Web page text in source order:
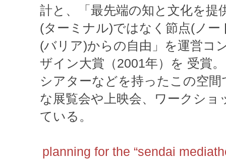
計と、「最先端の知と文化を提
(ターミナル)ではなく節点(ノ
(バリア)からの自由」を運営コ
ザイン大賞（2001年）を 受賞
シアターなどを持ったこの空
な展覧会や上映会、ワークショ
ている。
planning for the “sendai